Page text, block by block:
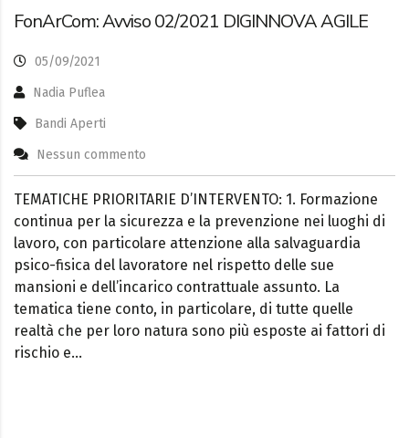
FonArCom: Avviso 02/2021 DIGINNOVA AGILE
05/09/2021
Nadia Puflea
Bandi Aperti
Nessun commento
TEMATICHE PRIORITARIE D’INTERVENTO: 1. Formazione
continua per la sicurezza e la prevenzione nei luoghi di
lavoro, con particolare attenzione alla salvaguardia
psico-fisica del lavoratore nel rispetto delle sue
mansioni e dell’incarico contrattuale assunto. La
tematica tiene conto, in particolare, di tutte quelle
realtà che per loro natura sono più esposte ai fattori di
rischio e…